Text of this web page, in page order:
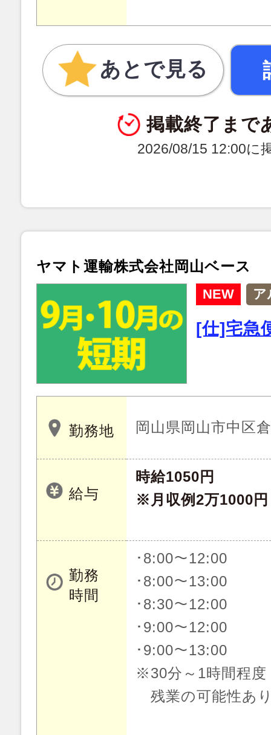
あとで見る
掲載終了まで
2026/08/15 12:00に
ヤマト運輸株式会社岡山ベース
NEW ア
[仕]宅急
勤務地 岡山県岡山市中区
給与
時給1050円
※月収例2万1000
勤務
時間
･8:00～12:00
･8:00～13:00
･8:30～12:00
･9:00～12:00
･9:00～13:00
※30分～1時間程度
残業の可能性あ